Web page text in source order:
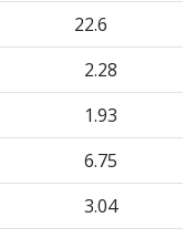
22.6
2.28
1.93
6.75
3.04